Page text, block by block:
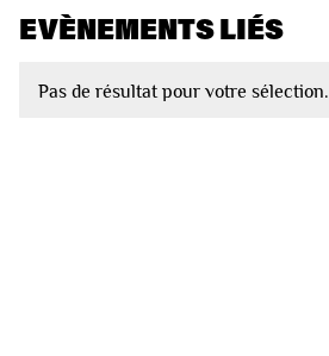
EVÈNEMENTS LIÉS
Pas de résultat pour votre sélection.